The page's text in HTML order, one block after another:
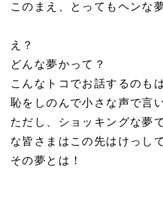
このまえ、とってもヘンな
え？
どんな夢かって？
こんなトコでお話するのも
恥をしのんで小さな声で言
ただし、ショッキングな夢
な皆さまはこの先はけっし
その夢とは！